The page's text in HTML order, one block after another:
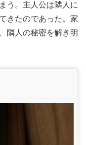
う。主人公は隣人に
きたのであった。家
隣人の秘密を解き明